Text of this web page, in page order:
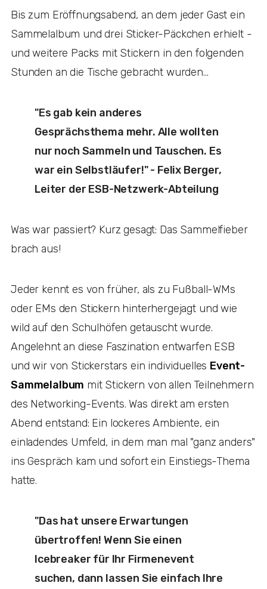
Bis zum Eröffnungsabend, an dem jeder Gast ein
Sammelalbum und drei Sticker-Päckchen erhielt -
und weitere Packs mit Stickern in den folgenden
Stunden an die Tische gebracht wurden...
"Es gab kein anderes
Gesprächsthema mehr. Alle wollten
nur noch Sammeln und Tauschen. Es
war ein Selbstläufer!" - Felix Berger,
Leiter der ESB-Netzwerk-Abteilung
Was war passiert? Kurz gesagt: Das Sammelfieber
brach aus!
Jeder kennt es von früher, als zu Fußball-WMs
oder EMs den Stickern hinterhergejagt und wie
wild auf den Schulhöfen getauscht wurde.
Angelehnt an diese Faszination entwarfen ESB
und wir von Stickerstars ein individuelles Event-
Sammelalbum mit Stickern von allen Teilnehmern
des Networking-Events. Was direkt am ersten
Abend entstand: Ein lockeres Ambiente, ein
einladendes Umfeld, in dem man mal "ganz anders"
ins Gespräch kam und sofort ein Einstiegs-Thema
hatte.
"Das hat unsere Erwartungen
übertroffen! Wenn Sie einen
Icebreaker für Ihr Firmenevent
suchen, dann lassen Sie einfach Ihre